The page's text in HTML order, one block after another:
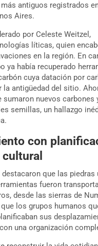
antiguos registrados
Aires.
por Celeste Weitzel,
líticas, quien
en la región. En
ya había recuperado
cuya datación por
antigüedad del sitio.
sumaron nuevos carbones
semillas, un hallazgo
con
que las piedras
fueron
desde las sierras de
los grupos humanos
sus
una organización